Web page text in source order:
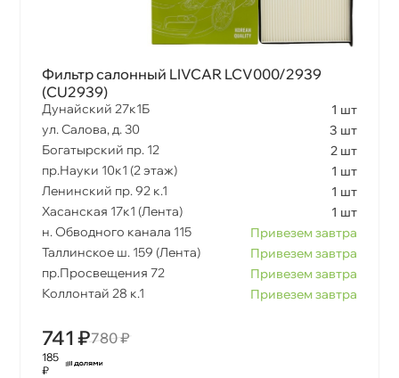
Фильтр салонный LIVCAR LCV000/2939
(CU2939)
Дунайский 27к1Б
1 шт
ул. Салова, д. 30
3 шт
Богатырский пр. 12
2 шт
пр.Науки 10к1 (2 этаж)
1 шт
Ленинский пр. 92 к.1
1 шт
Хасанская 17к1 (Лента)
1 шт
н. Обводного канала 115
Привезем завтра
Таллинское ш. 159 (Лента)
Привезем завтра
пр.Просвещения 72
Привезем завтра
Коллонтай 28 к.1
Привезем завтра
741 ₽780 ₽
185
₽